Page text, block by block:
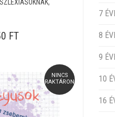
PRICE WAS: 2 390 FT.
FTCURRENT PRICE IS: 2
NINCS
RAKTÁRON
7
8
9
10
16